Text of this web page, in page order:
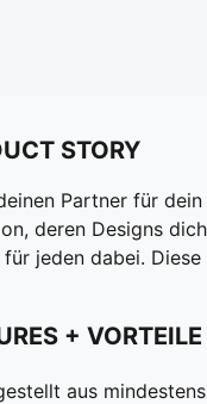
STORY
Partner für
deren Designs
jeden dabei.
+ VORTEILE
aus